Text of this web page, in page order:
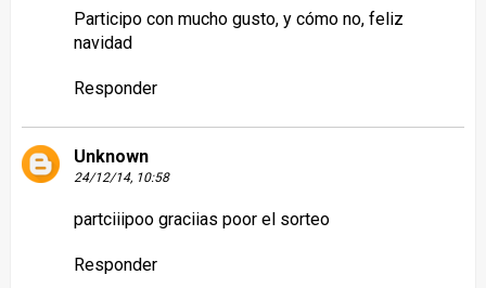
Participo con mucho gusto, y cómo no, feliz
navidad
Responder
Unknown
24/12/14, 10:58
partciiipoo graciias poor el sorteo
Responder